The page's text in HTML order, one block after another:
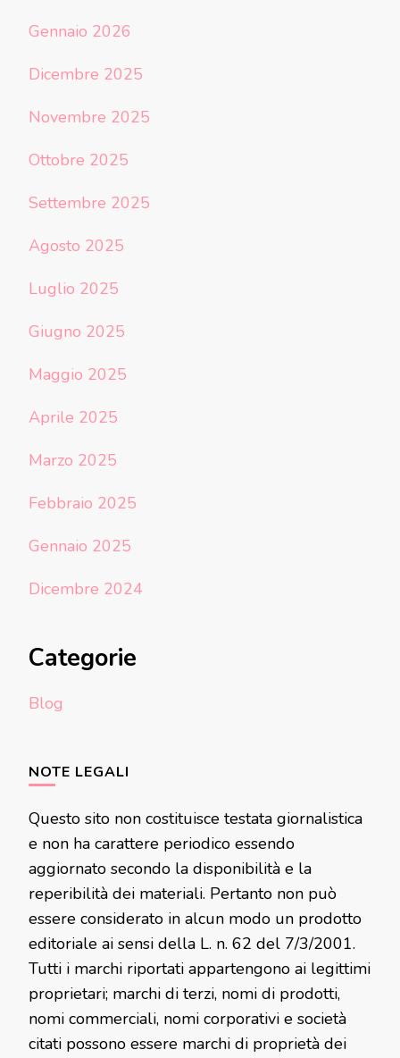
Gennaio 2026
Dicembre 2025
Novembre 2025
Ottobre 2025
Settembre 2025
Agosto 2025
Luglio 2025
Giugno 2025
Maggio 2025
Aprile 2025
Marzo 2025
Febbraio 2025
Gennaio 2025
Dicembre 2024
Categorie
Blog
NOTE LEGALI
Questo sito non costituisce testata giornalistica
e non ha carattere periodico essendo
aggiornato secondo la disponibilità e la
reperibilità dei materiali. Pertanto non può
essere considerato in alcun modo un prodotto
editoriale ai sensi della L. n. 62 del 7/3/2001.
Tutti i marchi riportati appartengono ai legittimi
proprietari; marchi di terzi, nomi di prodotti,
nomi commerciali, nomi corporativi e società
citati possono essere marchi di proprietà dei